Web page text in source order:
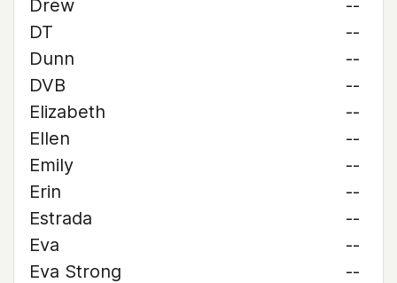
Drew
--
DT
--
Dunn
--
DVB
--
Elizabeth
--
Ellen
--
Emily
--
Erin
--
Estrada
--
Eva
--
Eva Strong
--